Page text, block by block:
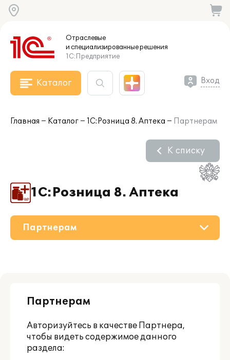
Отраслевые
и специализированныерешения
1С:Предприятие
Каталог Вход
Главная Каталог 1С:Розница 8. Аптека Партнерам
1С:Розница 8. Аптека
К списку
Поддержка
Материалы
Партнерам
Партнерам
Авторизуйтесь в качестве Партнера,
чтобы видеть содержимое данного
раздела: